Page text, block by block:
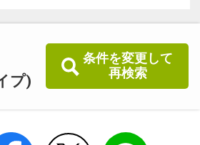
プ)
条件を変更して
再検索